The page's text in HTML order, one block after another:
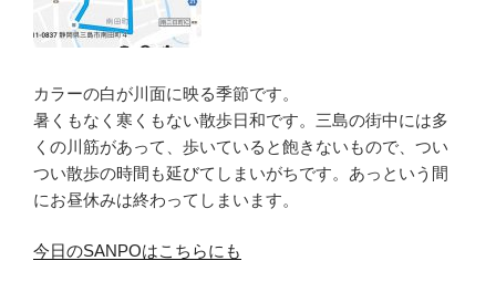
カラーの白が川面に映る季節です。
暑くもなく寒くもない散歩日和です。三島の街中には多
くの川筋があって、歩いていると飽きないもので、つい
つい散歩の時間も延びてしまいがちです。あっという間
にお昼休みは終わってしまいます。
今日のSANPOはこちらにも